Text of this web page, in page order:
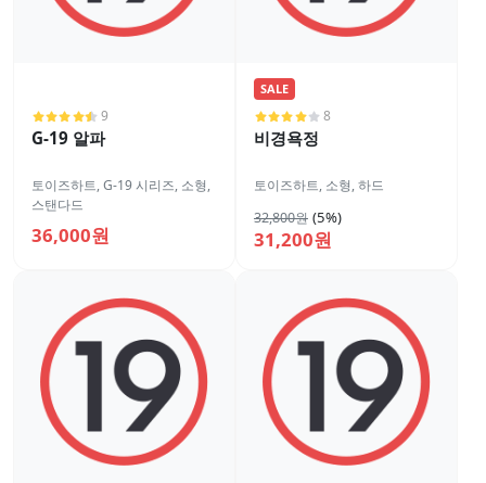
9
G-19 알파
토이즈하트,G-19 시리즈, 소형,
스탠다드
36,000원
SALE
8
비경욕정
토이즈하트, 소형,하드
32,800원 (5%)
31,200원